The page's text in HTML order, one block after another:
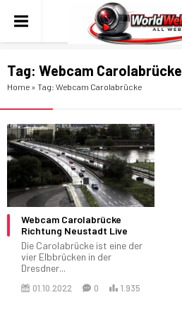
Tag: Webcam Carolabrücke
Home » Tag: Webcam Carolabrücke
Webcam Carolabrücke
Richtung Neustadt Live
Die Carolabrücke ist eine der
vier Elbbrücken in der
Dresdner...
01.10.2022 0 1.935